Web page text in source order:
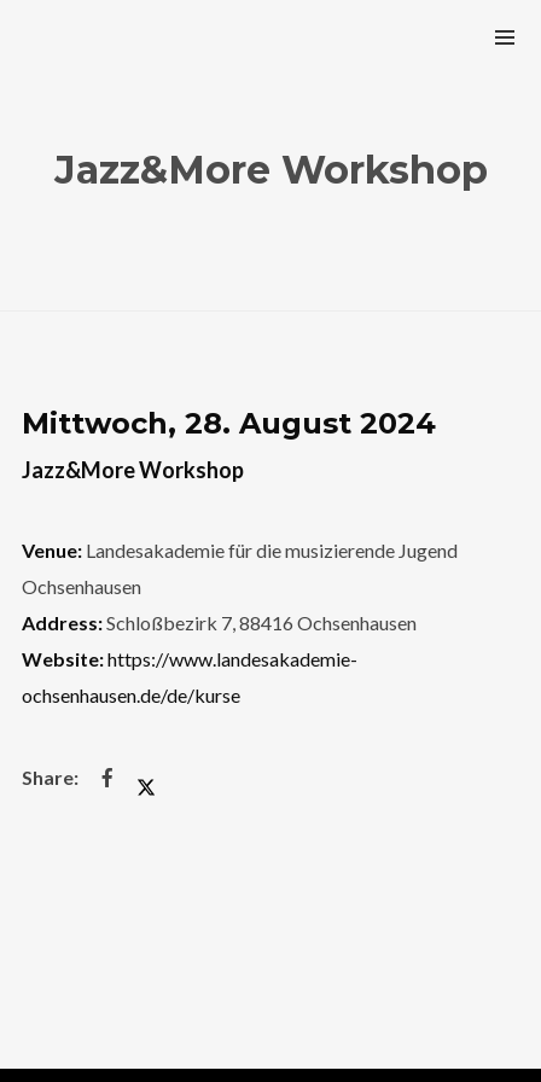
Jazz&More Workshop
Mittwoch, 28. August 2024
Jazz&More Workshop
Venue:Landesakademie für die musizierende Jugend
Ochsenhausen
Address:Schloßbezirk 7, 88416 Ochsenhausen
Website:https://www.landesakademie-
ochsenhausen.de/de/kurse